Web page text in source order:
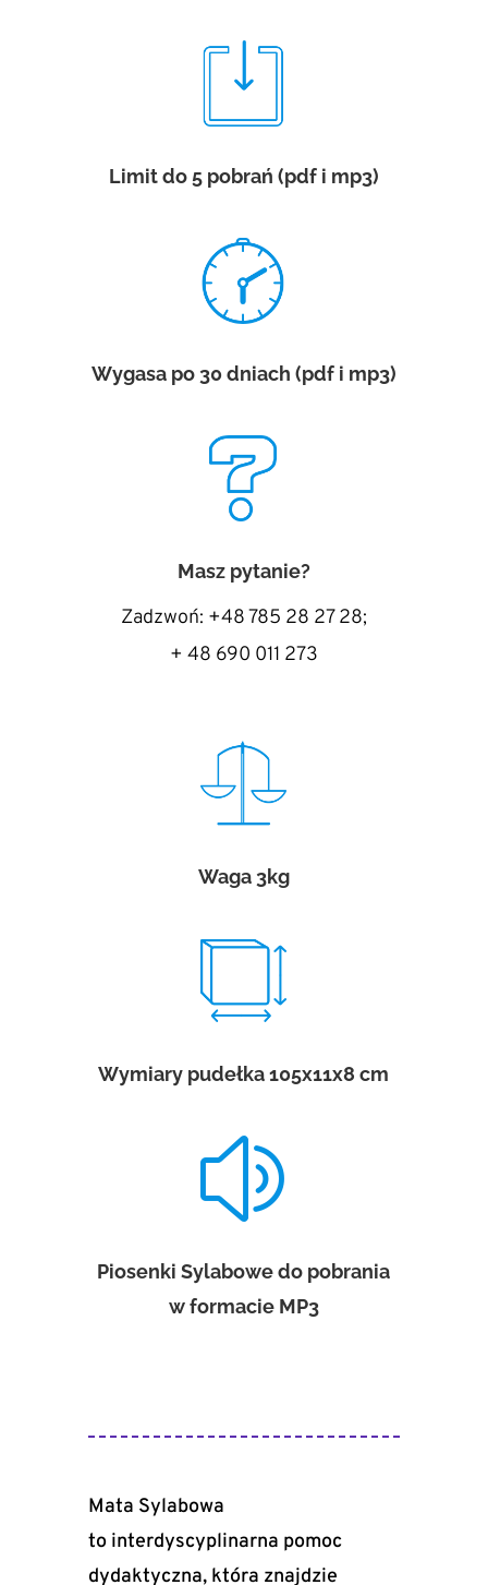
Limit do 5 pobrań (pdf i mp3)
Wygasa po 30 dniach (pdf i mp3)
Masz pytanie?
Zadzwoń: +48 785 28 27 28;
+ 48 690 011 273
Waga 3kg
Wymiary pudełka 105x11x8 cm
z
Piosenki Sylabowe do pobrania
w formacie MP3
Mata Sylabowa
to interdyscyplinarna pomoc
dydaktyczna, która znajdzie